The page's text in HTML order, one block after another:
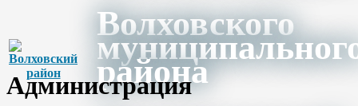
Волховского
района
Администрация